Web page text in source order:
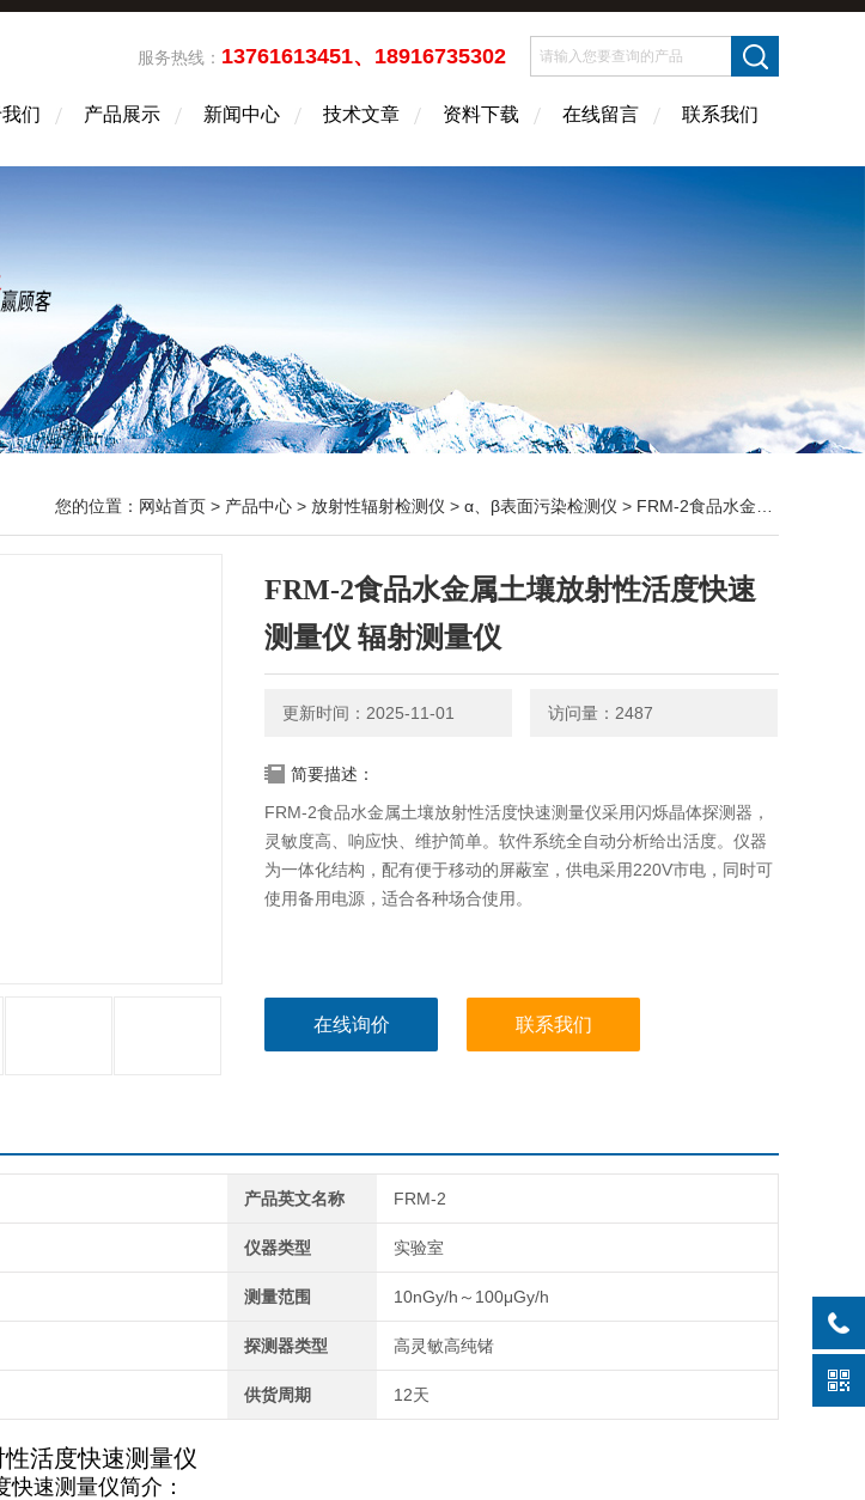
服务热线： 13761613451、18916735302
们 产品展示 新闻中心 技术文章 资料下载 在线留言 联系我们
您的位置： 网站首页 > 产品中心 > 放射性辐射检测仪 > α、β表面污染检测仪 > FRM-2食品水金属土壤放射性活度快速测量仪 辐射测量仪
FRM-2食品水金属土壤放射性活度快速
测量仪 辐射测量仪
更新时间：2025-11-01 访问量：2487
简要描述：
FRM-2食品水金属土壤放射性活度快速测量仪采用闪烁晶体探测器，
灵敏度高、响应快、维护简单。软件系统全自动分析给出活度。仪器
为一体化结构，配有便于移动的屏蔽室，供电采用220V市电，同时可
使用备用电源，适合各种场合使用。
在线询价 联系我们
产品英文名称 FRM-2
仪器类型 实验室
测量范围 10nGy/h～100μGy/h
探测器类型 高灵敏高纯锗
供货周期 12天
性活度快速测量仪
快速测量仪简介 ：